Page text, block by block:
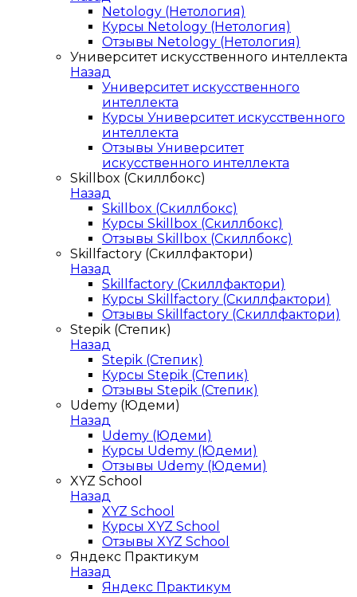
Netology (Нетология)
Курсы Netology (Нетология)
Отзывы Netology (Нетология)
Университет искусственного интеллекта
Назад
Университет искусственного
интеллекта
Курсы Университет искусственного
интеллекта
Отзывы Университет
искусственного интеллекта
Skillbox (Скиллбокс)
Назад
Skillbox (Скиллбокс)
Курсы Skillbox (Скиллбокс)
Отзывы Skillbox (Скиллбокс)
Skillfactory (Скиллфактори)
Назад
Skillfactory (Скиллфактори)
Курсы Skillfactory (Скиллфактори)
Отзывы Skillfactory (Скиллфактори)
Stepik (Степик)
Назад
Stepik (Степик)
Курсы Stepik (Степик)
Отзывы Stepik (Степик)
Udemy (Юдеми)
Назад
Udemy (Юдеми)
Курсы Udemy (Юдеми)
Отзывы Udemy (Юдеми)
XYZ School
Назад
XYZ School
Курсы XYZ School
Отзывы XYZ School
Яндекс Практикум
Назад
Яндекс Практикум